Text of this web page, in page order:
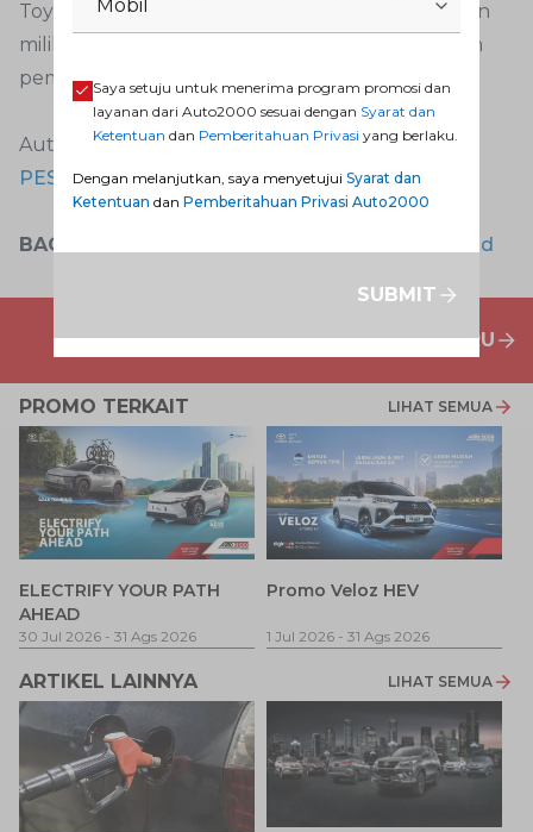
Toyota Safety Sense? Untuk itu segera pesan dan
miliki Toyota Raize Indonesia dengan melakukan
pemesanan melalui Auto2000 Digiroom.
Auto2000 Digiroom
PESAN DAN MILIKI TOYOTA RAIZE DI SINI
BACA JUGA: Mini SUV Ekonomis Mulai Jadi Trend
PENAWARAN MOBIL BARU
PROMO TERKAIT LIHAT SEMUA
ELECTRIFY YOUR PATH
AHEAD
30 Jul 2026 - 31 Ags 2026
Promo Veloz HEV
1 Jul 2026 - 31 Ags 2026
ARTIKEL LAINNYA LIHAT SEMUA
Mobil
Saya setuju untuk menerima program promosi dan
layanan dari Auto2000 sesuai dengan Syarat dan
Ketentuan dan Pemberitahuan Privasi yang berlaku.
Dengan melanjutkan, saya menyetujui Syarat dan
Ketentuan dan Pemberitahuan Privasi Auto2000
SUBMIT